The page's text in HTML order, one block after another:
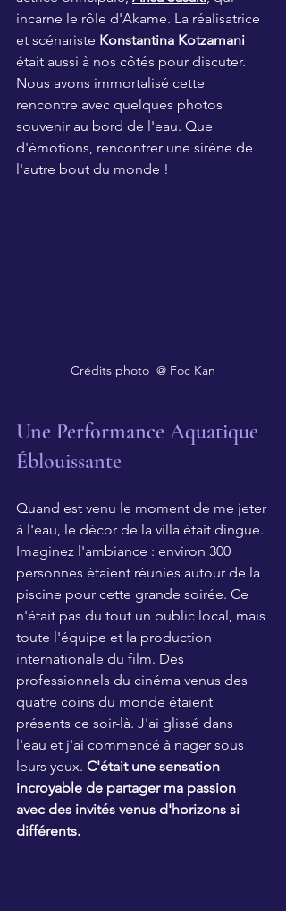
incarne le rôle d'Akame. La réalisatrice
et scénariste Konstantina Kotzamani
était aussi à nos côtés pour discuter.
Nous avons immortalisé cette
rencontre avec quelques photos
souvenir au bord de l'eau. Que
d'émotions, rencontrer une sirène de
l'autre bout du monde !
Crédits photo  @ Foc Kan
Une Performance Aquatique
Éblouissante
Quand est venu le moment de me jeter
à l'eau, le décor de la villa était dingue.
Imaginez l'ambiance : environ 300
personnes étaient réunies autour de la
piscine pour cette grande soirée. Ce
n'était pas du tout un public local, mais
toute l'équipe et la production
internationale du film. Des
professionnels du cinéma venus des
quatre coins du monde étaient
présents ce soir-là. J'ai glissé dans
l'eau et j'ai commencé à nager sous
leurs yeux. C'était une sensation
incroyable de partager ma passion
avec des invités venus d'horizons si
différents.